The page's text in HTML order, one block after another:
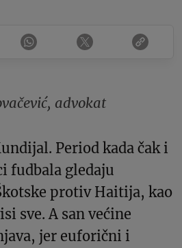
advokat
Period kada čak i
fudbala gledaju
protiv Haitija, kao
sve. A san većine
jer euforični i